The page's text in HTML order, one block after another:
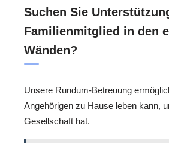
Suchen Sie
Familienmitglied in den
Wänden?
Unsere Rundum-Betreuung
Angehörigen zu Hause leben kann,
Gesellschaft hat.